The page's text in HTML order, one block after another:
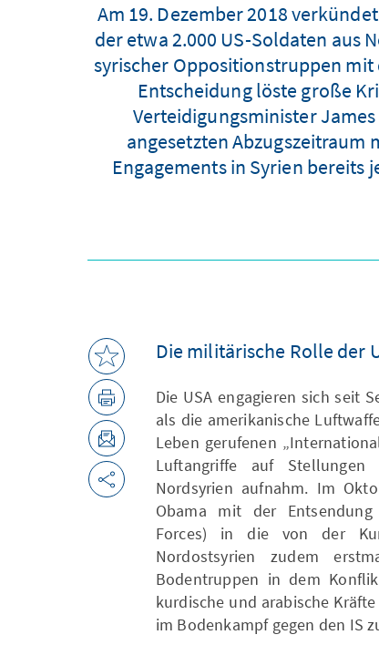
Am 19. Dezember 2018
der etwa 2.000 US-Soldaten aus
syrischer Oppositionstruppen mit
Entscheidung löste große
Verteidigungsminister
angesetzten Abzugszeitraum
Engagements in Syrien bereits
Die militärische Rolle der
Die USA engagieren sich seit
als die amerikanische
Leben gerufenen
Luftangriffe auf Stellungen
Nordsyrien aufnahm. Im
Obama mit der
Forces) in die von der
Nordostsyrien zudem
Bodentruppen in dem
kurdische und arabische
im Bodenkampf gegen den IS